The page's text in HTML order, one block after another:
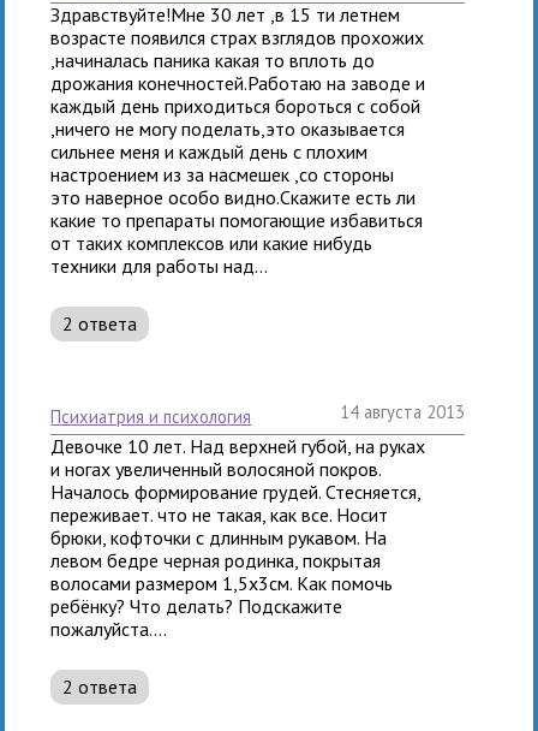
Здравствуйте!Мне 30 лет ,в 15 ти летнем
возрасте появился страх взглядов прохожих
,начиналась паника какая то вплоть до
дрожания конечностей.Работаю на заводе и
каждый день приходиться бороться с собой
,ничего не могу поделать,это оказывается
сильнее меня и каждый день с плохим
настроением из за насмешек ,со стороны
это наверное особо видно.Скажите есть ли
какие то препараты помогающие избавиться
от таких комплексов или какие нибудь
техники для работы над...
2 ответа
психиатрия и психология 14 августа 2013
Девочке 10 лет. Над верхней губой, на руках
и ногах увеличенный волосяной покров.
Началось формирование грудей. Стесняется,
переживает. что не такая, как все. Носит
брюки, кофточки с длинным рукавом. На
левом бедре черная родинка, покрытая
волосами размером 1,5х3см. Как помочь
ребёнку? Что делать? Подскажите
пожалуйста....
2 ответа